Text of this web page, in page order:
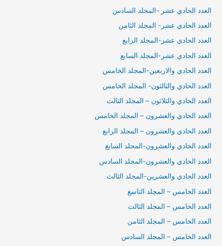
العدد الحادي عشر -المجلد السادس
العدد الحادي عشر- المجلد الثامن
العدد الحادي عشر-المجلد الرابع
العدد الحادي عشر-المجلد السابع
العدد الحادي والاربعين-المجلد الخامس
العدد الحادي والثالثون- المجلد الخامس
العدد الحادي والثلاثون – المجلد الثالث
العدد الحادي والعشرون – المجلد الخامس
العدد الحادي والعشرون – المجلد الرابع
العدد الحادي والعشرون-المجلد السابع
العدد الحادي والعشرون-المجلد السادس
العدد الحادي والعشرين-المجلد الثالث
العدد الخامس – المجلد التاسغ
العدد الخامس – المجلد الثالث
العدد الخامس – المجلد الثامن
العدد الخامس – المجلد السادس